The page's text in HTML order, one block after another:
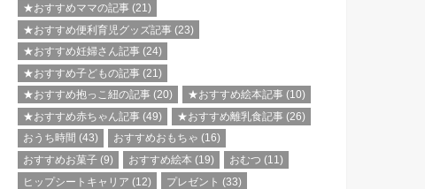
★おすすめママの記事 (21)
★おすすめ便利育児グッズ記事 (23)
★おすすめ妊婦さん記事 (24)
★おすすめ子どもの記事 (21)
★おすすめ抱っこ紐の記事 (20) ★おすすめ絵本記事 (10)
★おすすめ赤ちゃん記事 (49) ★おすすめ離乳食記事 (26)
おうち時間 (43) おすすめおもちゃ (16)
おすすめお菓子 (9) おすすめ絵本 (19) おむつ (11)
ヒップシートキャリア (12) プレゼント (33)